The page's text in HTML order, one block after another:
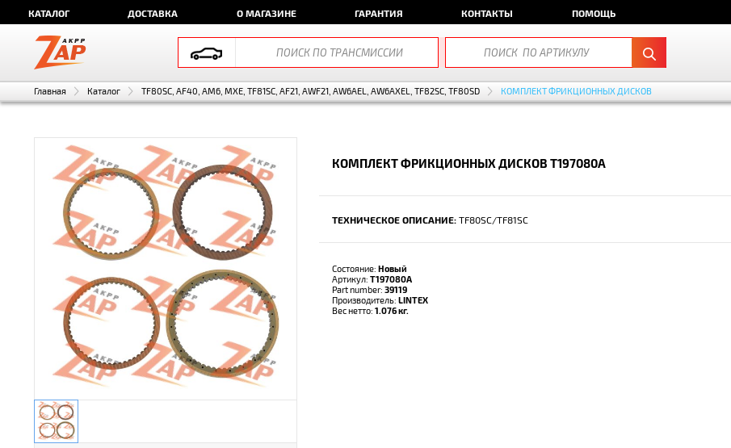
КАТАЛОГ ДОСТАВКА О МАГАЗИНЕ ГАРАНТИЯ КОНТАКТЫ ПОМОЩЬ
Главная Каталог TF80SC, AF40, AM6, MXE, TF81SC, AF21, AWF21, AW6AEL, AW6AXEL, TF82SC, TF80SD КОМПЛЕКТ ФРИКЦИОННЫХ ДИСКОВ
КОМПЛЕКТ ФРИКЦИОННЫХ ДИСКОВ T197080A
ТЕХНИЧЕСКОЕ ОПИСАНИЕ: TF80SC/TF81SC
Состояние: Новый
Артикул: T197080A
Part number: 39119
Производитель: LINTEX
Вес нетто: 1.076 кг.